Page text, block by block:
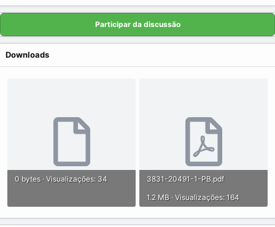
Participar da discussão
Downloads
0 bytes · Visualizações: 34
3831-20491-1-PB.pdf
1.2 MB · Visualizações: 164